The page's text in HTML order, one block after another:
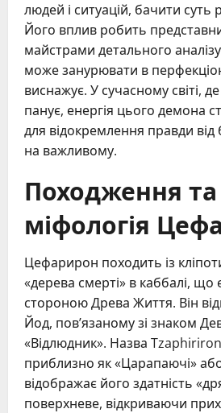
людей і ситуацій, бачити суть
Його вплив робить
майстрами детального
може занурювати в
виснажує. У сучасному світі,
панує, енергія цього демона
для відокремлення правди від
на важливому.
Походження та
міфологія
Цефарирон походить із
«дерева смерті» в каббалі, що
стороною Древа Життя. Він
Йод, пов’язаному зі знаком
«Відлюдник». Назва
приблизно як «Царапаючі»
відображає його здатність
поверхневе, відкриваючи